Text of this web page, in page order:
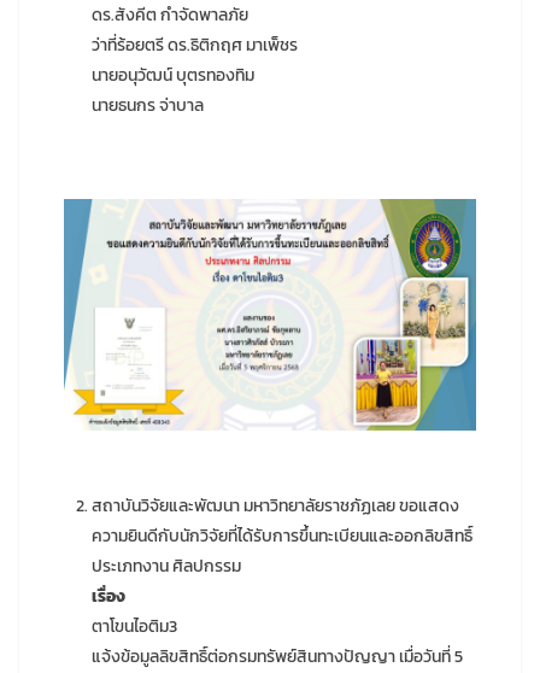
ดร.สังคีต กำจัดพาลภัย
ว่าที่ร้อยตรี ดร.ธิติกฤศ มาเพ็ชร
นายอนุวัฒน์ บุตรทองทิม
นายธนกร จ่าบาล
สถาบันวิจัยและพัฒนา มหาวิทยาลัยราชภัฏเลย ขอแสดง
ความยินดีกับนักวิจัยที่ได้รับการขึ้นทะเบียนและออกลิขสิทธิ์
ประเภทงาน ศิลปกรรม
เรื่อง
ตาโขนไอติม3
แจ้งข้อมูลลิขสิทธิ์ต่อกรมทรัพย์สินทางปัญญา เมื่อวันที่ 5